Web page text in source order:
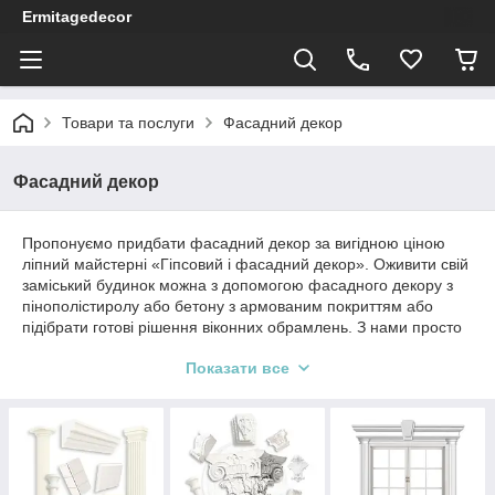
Ermitagedecor
Товари та послуги Фасадний декор
Фасадний декор
Пропонуємо придбати фасадний декор за вигідною ціною
ліпний майстерні «Гіпсовий і фасадний декор». Оживити свій
заміський будинок можна з допомогою фасадного декору з
пінополістиролу або бетону з армованим покриттям або
підібрати готові рішення віконних обрамлень. З нами просто
встановлює фасадний декор, спеціалізується на його
рейтинг в Києві і всій Україні понад 7 років. У виставкових
залах можна ознайомитися із зразками фасадного декору з
пінополістиролу або пінопласту і підібрати найкращий
Показати все